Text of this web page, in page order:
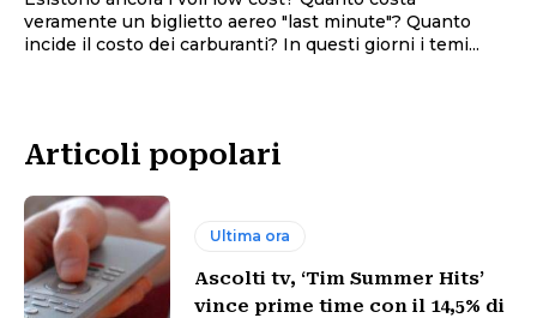
veramente un biglietto aereo "last minute"? Quanto
incide il costo dei carburanti? In questi giorni i temi...
Articoli popolari
Ultima ora
Ascolti tv, ‘Tim Summer Hits’
vince prime time con il 14,5% di